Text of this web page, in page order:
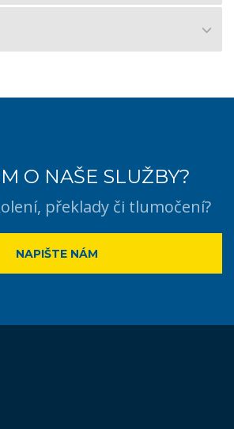
O NAŠE SLUŽBY?
překlady či tlumočení?
NAPIŠTE NÁM